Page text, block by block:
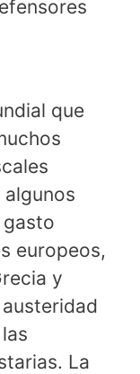
que
gasto
europeos,
y
La